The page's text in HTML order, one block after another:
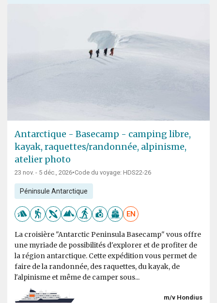
Antarctique - Basecamp - camping libre,
kayak, raquettes/randonnée, alpinisme,
atelier photo
23 nov. - 5 déc., 2026•Code du voyage: HDS22-26
Péninsule Antarctique
EN
La croisière "Antarctic Peninsula Basecamp" vous offre
une myriade de possibilités d'explorer et de profiter de
la région antarctique. Cette expédition vous permet de
faire de la randonnée, des raquettes, du kayak, de
l'alpinisme et même de camper sous...
m/v Hondius